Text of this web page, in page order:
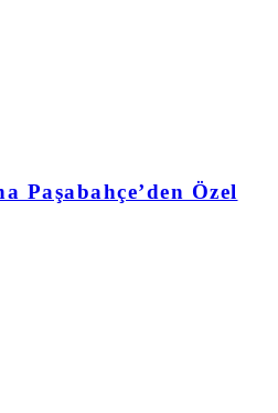
Paşabahçe’den Özel